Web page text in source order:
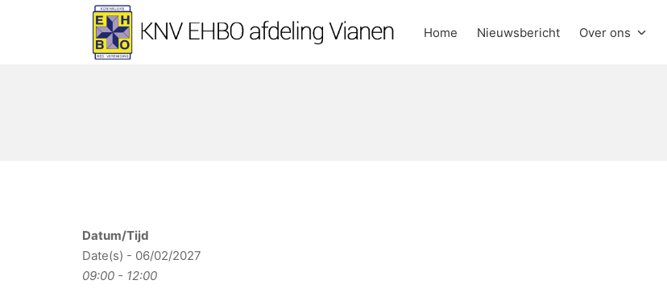
Home Nieuwsbericht Over ons
Datum/Tijd
Date(s) - 06/02/2027
09:00 - 12:00